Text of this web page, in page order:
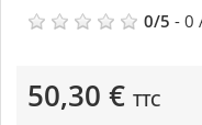
0/5 - 0
50,30 € TTC